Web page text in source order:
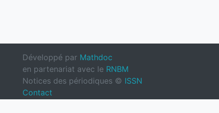
Développé par Mathdoc
en partenariat avec le RNBM
Notices des périodiques © ISSN
Contact